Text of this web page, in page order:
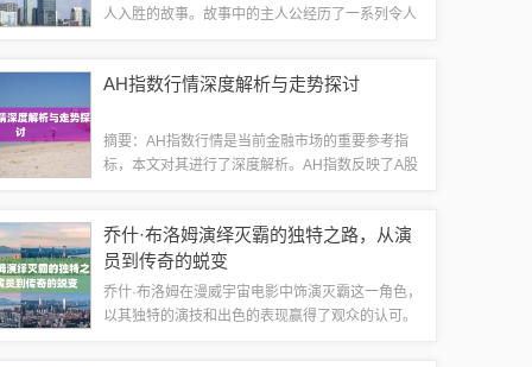
人入胜的故事。故事中的主人公经历了一系列令人
同揭开神秘丈夫的身份之谜，感受其中的情感...
AH指数行情深度解析与走势探讨
摘要：AH指数行情是当前金融市场的重要参考指
标，本文对其进行了深度解析。AH指数反映了A股
市场趋势，把握投资机会。本文还将对A...
乔什·布洛姆演绎灭霸的独特之路，从演
员到传奇的蜕变
乔什·布洛姆在漫威宇宙电影中饰演灭霸这一角色，
以其独特的演技和出色的表现赢得了观众的认可。